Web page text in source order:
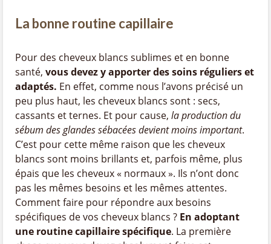
La bonne routine capillaire
Pour des cheveux blancs sublimes et en bonne
santé, vous devez y apporter des soins réguliers et
adaptés. En effet, comme nous l’avons précisé un
peu plus haut, les cheveux blancs sont : secs,
cassants et ternes. Et pour cause, la production du
sébum des glandes sébacées devient moins important.
C’est pour cette même raison que les cheveux
blancs sont moins brillants et, parfois même, plus
épais que les cheveux « normaux ». Ils n’ont donc
pas les mêmes besoins et les mêmes attentes.
Comment faire pour répondre aux besoins
spécifiques de vos cheveux blancs ? En adoptant
une routine capillaire spécifique. La première